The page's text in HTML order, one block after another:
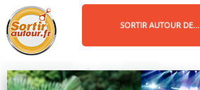
SORTIR AUTOUR DE...
Panneau de gestion des cookies